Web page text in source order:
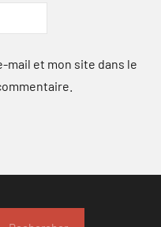
mail et mon site dans le